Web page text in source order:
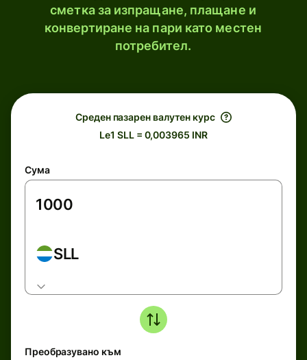
сметка за изпращане, плащане и
конвертиране на пари като местен
потребител.
Среден пазарен валутен курс
Le1 SLL = 0,003965 INR
Сума
SLL
Преобразувано към